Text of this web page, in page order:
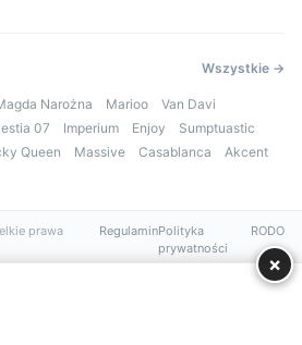
Wszystkie →
Narożna Marioo
Van Davi
07 Imperium Enjoy
Sumptuastic
Queen Massive Casablanca
Akcent
prawa
RegulaminPolityka
prywatności
RODO
×